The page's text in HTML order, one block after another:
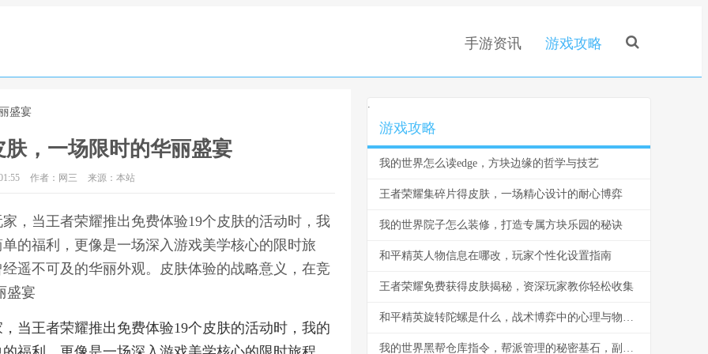
手游资讯 游戏攻略
盛宴
，一场限时的华丽盛宴
作者：网三 来源：本站
，当王者荣耀推出免费体验19个皮肤的活动时，我
的福利，更像是一场深入游戏美学核心的限时旅
遥不可及的华丽外观。皮肤体验的战略意义，在竞
盛宴
当王者荣耀推出免费体验19个皮肤的活动时，我的
.
游戏攻略
我的世界怎么读edge，方块边缘的哲学与技艺
王者荣耀集碎片得皮肤，一场精心设计的耐心博弈
我的世界院子怎么装修，打造专属方块乐园的秘诀
和平精英人物信息在哪改，玩家个性化设置指南
王者荣耀免费获得皮肤揭秘，资深玩家教你轻松收集
和平精英旋转陀螺是什么，战术博弈中的心理与物理轴心
我的世界黑帮仓库指令，帮派管理的秘密基石，副标题，指令构筑的地下秩序与财富堡垒